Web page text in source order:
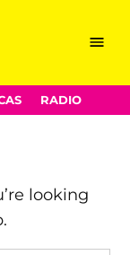
Menu
RADIO
looking